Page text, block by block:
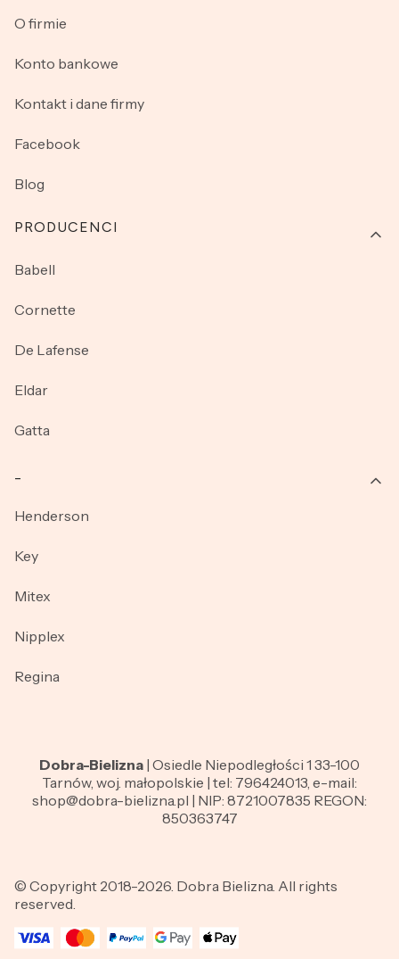
O firmie
Konto bankowe
Kontakt i dane firmy
Facebook
Blog
PRODUCENCI
Babell
Cornette
De Lafense
Eldar
Gatta
Henderson
Key
Mitex
Nipplex
Regina
Dobra-Bielizna | Osiedle Niepodległości 1 33-100
Tarnów, woj. małopolskie | tel: 796424013, e-mail:
shop@dobra-bielizna.pl | NIP: 8721007835 REGON:
850363747
© Copyright 2018-2026. Dobra Bielizna. All rights
reserved.